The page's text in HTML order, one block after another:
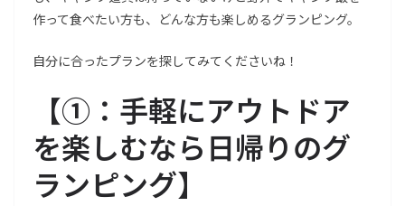
作って食べたい方も、どんな方も楽しめるグランピング。
自分に合ったプランを探してみてくださいね！
【①：手軽にアウトドア
を楽しむなら日帰りのグ
ランピング】